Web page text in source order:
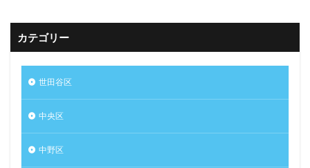
カテゴリー
世田谷区
中央区
中野区